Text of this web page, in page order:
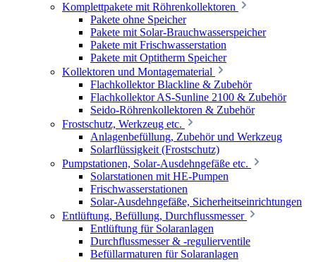
Komplettpakete mit Röhrenkollektoren
Pakete ohne Speicher
Pakete mit Solar-Brauchwasserspeicher
Pakete mit Frischwasserstation
Pakete mit Optitherm Speicher
Kollektoren und Montagematerial
Flachkollektor Blackline & Zubehör
Flachkollektor AS-Sunline 2100 & Zubehör
Seido-Röhrenkollektoren & Zubehör
Frostschutz, Werkzeug etc.
Anlagenbefüllung, Zubehör und Werkzeug
Solarflüssigkeit (Frostschutz)
Pumpstationen, Solar-Ausdehngefäße etc.
Solarstationen mit HE-Pumpen
Frischwasserstationen
Solar-Ausdehngefäße, Sicherheitseinrichtungen
Entlüftung, Befüllung, Durchflussmesser
Entlüftung für Solaranlagen
Durchflussmesser & -regulierventile
Befüllarmaturen für Solaranlagen